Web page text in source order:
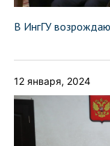
В ИнгГУ
12 января, 2024